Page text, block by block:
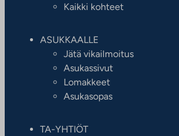
Kaikki kohteet
ASUKKAALLE
Jätä vikailmoitus
Asukassivut
Lomakkeet
Asukasopas
TA-YHTIÖT